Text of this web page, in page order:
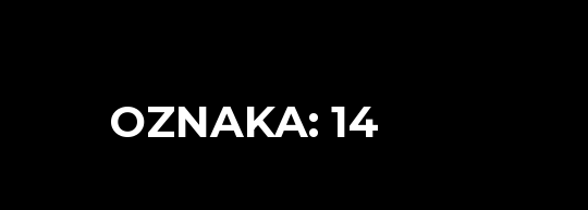
OZNAKA: 14